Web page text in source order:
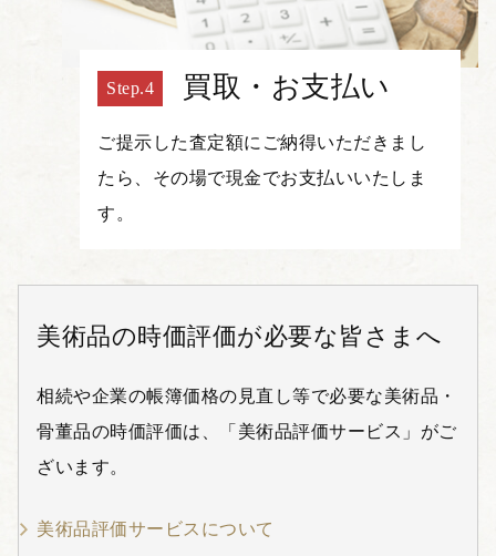
買取・お支払い
ご提示した査定額にご納得いただきまし
たら、その場で現金でお支払いいたしま
す。
美術品の時価評価が必要な皆さまへ
相続や企業の帳簿価格の見直し等で必要な美術品・
骨董品の時価評価は、「美術品評価サービス」がご
ざいます。
美術品評価サービスについて